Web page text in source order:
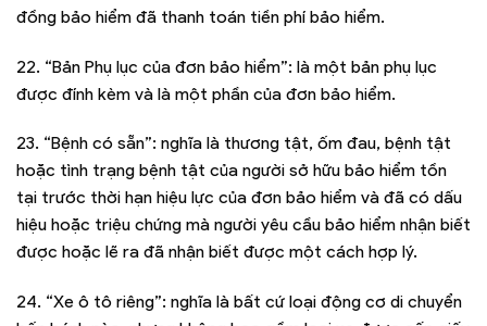
đồng bảo hiểm đã thanh toán tiền phí bảo hiểm.
22. “Bản Phụ lục của đơn bảo hiểm”: là một bản phụ lục
được đính kèm và là một phần của đơn bảo hiểm.
23. “Bệnh có sẵn”: nghĩa là thương tật, ốm đau, bệnh tật
hoặc tình trạng bệnh tật của người sở hữu bảo hiểm tồn
tại trước thời hạn hiệu lực của đơn bảo hiểm và đã có dấu
hiệu hoặc triệu chứng mà người yêu cầu bảo hiểm nhận biết
được hoặc lẽ ra đã nhận biết được một cách hợp lý.
24. “Xe ô tô riêng”: nghĩa là bất cứ loại động cơ di chuyển